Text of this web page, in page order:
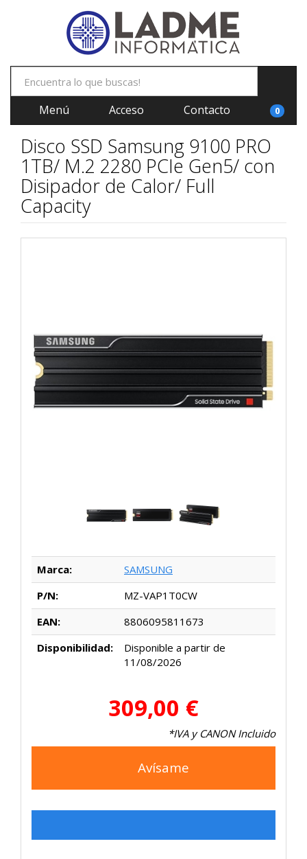
Menú Acceso Contacto 0
Disco SSD Samsung 9100 PRO
1TB/ M.2 2280 PCIe Gen5/ con
Disipador de Calor/ Full
Capacity
Marca:
SAMSUNG
P/N:
MZ-VAP1T0CW
EAN:
8806095811673
Disponibilidad:
Disponible a partir de
11/08/2026
309,00 €
*IVA y CANON Incluido
Avísame